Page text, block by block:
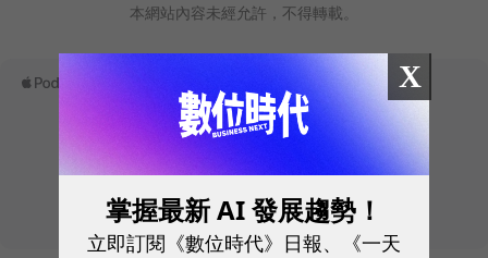
本網站內容未經允許，不得轉載。
X
掌握最新 AI 發展趨勢！
立即訂閱《數位時代》日報、《一天